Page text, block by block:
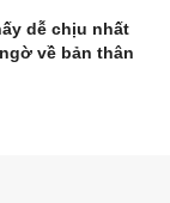
dễ chịu nhất
về bản thân